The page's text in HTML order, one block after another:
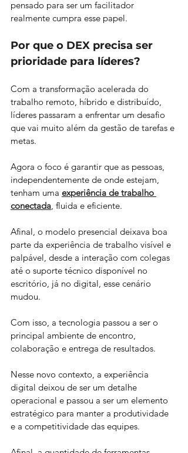
pensado para ser um facilitador
realmente cumpra esse papel.
Por que o DEX precisa ser
prioridade para líderes?
Com a transformação acelerada do
trabalho remoto, híbrido e distribuído,
líderes passaram a enfrentar um desafio
que vai muito além da gestão de tarefas e
metas.
Agora o foco é garantir que as pessoas,
independentemente de onde estejam,
tenham uma experiência de trabalho
conectada, fluida e eficiente.
Afinal, o modelo presencial deixava boa
parte da experiência de trabalho visível e
palpável, desde a interação com colegas
até o suporte técnico disponível no
escritório, já no digital, esse cenário
mudou.
Com isso, a tecnologia passou a ser o
principal ambiente de encontro,
colaboração e entrega de resultados.
Nesse novo contexto, a experiência
digital deixou de ser um detalhe
operacional e passou a ser um elemento
estratégico para manter a produtividade
e a competitividade das equipes.